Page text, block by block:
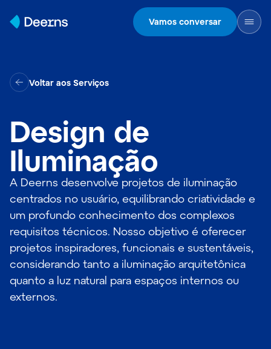
Vamos conversar
Voltar aos Serviços
Design de
Iluminação
A Deerns desenvolve projetos de iluminação
centrados no usuário, equilibrando criatividade e
um profundo conhecimento dos complexos
requisitos técnicos. Nosso objetivo é oferecer
projetos inspiradores, funcionais e sustentáveis,
considerando tanto a iluminação arquitetônica
quanto a luz natural para espaços internos ou
externos.